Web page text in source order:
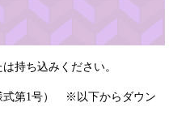
持ち込みください。
式第1号） ※以下からダウン